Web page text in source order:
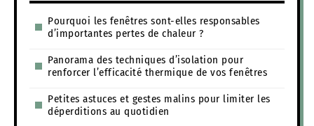
Pourquoi les fenêtres sont-elles responsables
d’importantes pertes de chaleur ?
Panorama des techniques d’isolation pour
renforcer l’efficacité thermique de vos fenêtres
Petites astuces et gestes malins pour limiter les
déperditions au quotidien